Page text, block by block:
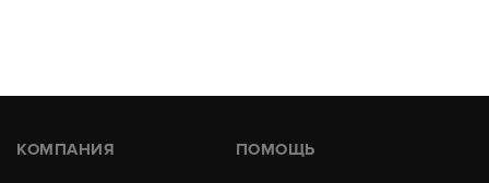
КОМПАНИЯ ПОМОЩЬ